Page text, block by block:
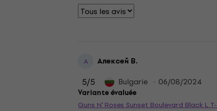
А Алексей В.
5/5 Bulgarie 06/08/2024
Variante évaluée
Guns N' Roses Sunset Boulevard Black L